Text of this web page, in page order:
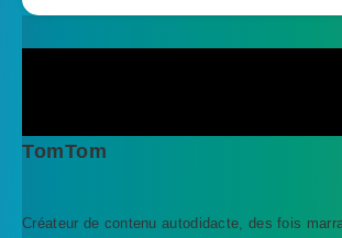
TomTom
Créateur de contenu autodidacte, des fois